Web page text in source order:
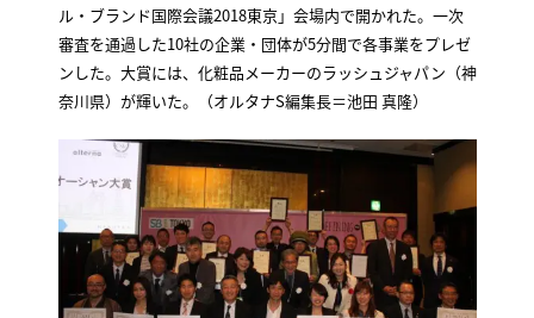
ル・ブランド国際会議2018東京」会場内で開かれた。一次
審査を通過した10社の企業・団体が5分間で各事業をプレゼ
ンした。大賞には、化粧品メーカーのラッシュジャパン（神
奈川県）が輝いた。（オルタナS編集長＝池田 真隆）